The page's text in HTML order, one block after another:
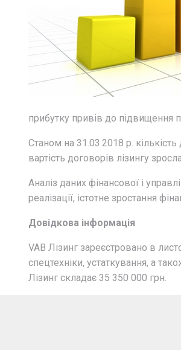
прибутку привів до підвищення
Станом на 31.03.2018 р.
вартість договорів лізингу
Аналіз даних фінансової і
реалізації, істотне зростання
Довідкова інформація
VAB Лізинг зареєстровано в
спецтехніки, устаткування, а
Лізинг складає 35 350 000 грн.